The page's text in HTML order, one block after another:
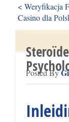
< Weryfikacja
Casino dla
Pin Up
Posted By